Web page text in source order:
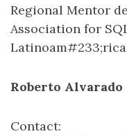
Regional Mentor
Association for
Latinoam#233;rica
Roberto Alvarado
Contact: